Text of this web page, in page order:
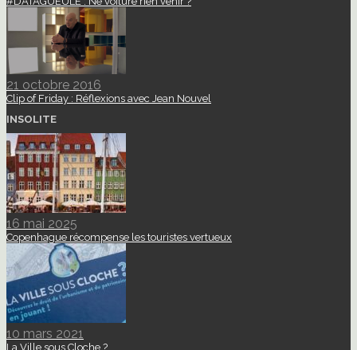
21 octobre 2016
Clip of Friday : Réflexions avec Jean Nouvel
INSOLITE
16 mai 2025
Copenhague récompense les touristes vertueux
10 mars 2021
La Ville sous Cloche ?